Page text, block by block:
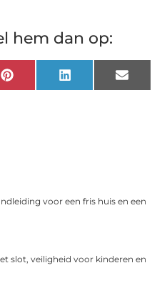
hem dan op:
Pinterest LinkedIn Email
voor een fris huis en een
slot, veiligheid voor kinderen en